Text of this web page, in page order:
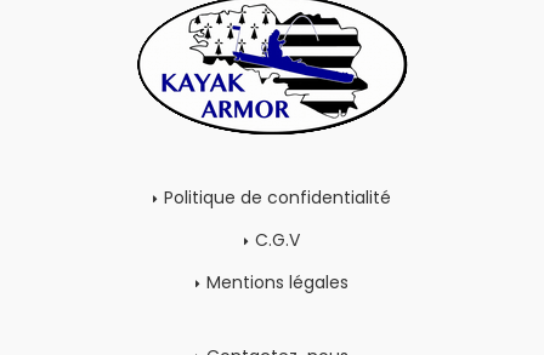
Politique de confidentialité
C.G.V
Mentions légales